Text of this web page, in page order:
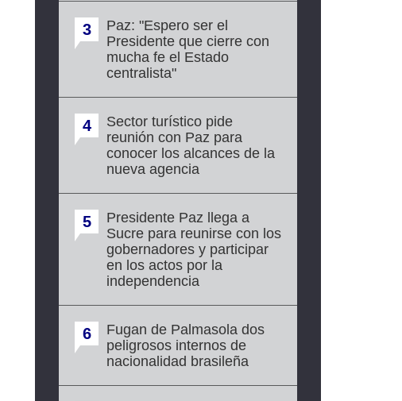
3
Paz: "Espero ser el
Presidente que cierre con
mucha fe el Estado
centralista"
4
Sector turístico pide
reunión con Paz para
conocer los alcances de la
nueva agencia
5
Presidente Paz llega a
Sucre para reunirse con los
gobernadores y participar
en los actos por la
independencia
6
Fugan de Palmasola dos
peligrosos internos de
nacionalidad brasileña